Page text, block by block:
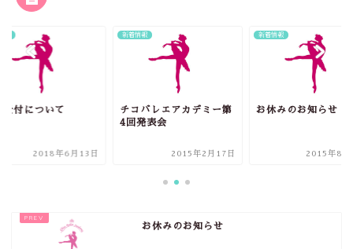
受付について
2018年6月13日
新着情報
チコバレエアカデミー第
4回発表会
2015年2月17日
新着情報
お休みのお知らせ
2015年8月
お休みのお知らせ